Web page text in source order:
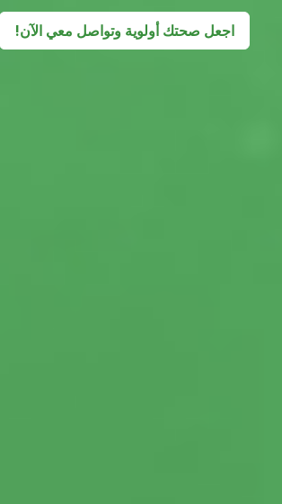
اجعل صحتك أولوية وتواصل معي الآن!